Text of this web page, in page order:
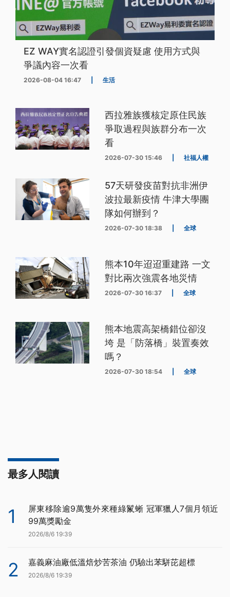
EZ WAY實名認證引發個資疑慮 使用方式與
爭議內容一次看
2026-08-04 16:47 生活
西拉雅族獲核定原住民族
爭取過程與族群分布一次
看
2026-07-30 15:46 社福人權
57天研發疫苗對抗非洲伊
波拉最新疫情 牛津大學團
隊如何辦到？
2026-07-30 18:38 全球
熊本10年迢迢重建路 一文
對比兩次強震各地災情
2026-07-30 16:37 全球
熊本地震高架橋錯位卻沒
垮 是「防落橋」裝置奏效
嗎？
2026-07-30 18:54 全球
最多人閱讀
1
屏東移除逾9萬隻外來種綠鬣蜥 冠軍獵人7個月領近
99萬獎勵金
2026/8/6 19:39
2 嘉義麻油廠低溫焙炒苦茶油 仍驗出苯駢芘超標
2026/8/6 19:39